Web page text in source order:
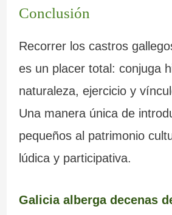
Conclusión
Recorrer los castros
es un placer total: conjuga
naturaleza, ejercicio y
Una manera única de
pequeños al patrimonio
lúdica y participativa.
Galicia alberga decenas